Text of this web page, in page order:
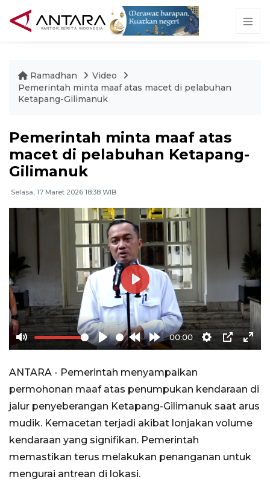
Ramadhan
Video
Pemerintah minta maaf atas macet di pelabuhan
Ketapang-Gilimanuk
Pemerintah minta maaf atas
macet di pelabuhan Ketapang-
Gilimanuk
Selasa, 17 Maret 2026 18:38 WIB
Mute Play
RewindForward
00:00
Settings
PIP
Play
ANTARA - Pemerintah menyampaikan
permohonan maaf atas penumpukan kendaraan di
jalur penyeberangan Ketapang-Gilimanuk saat arus
mudik. Kemacetan terjadi akibat lonjakan volume
kendaraan yang signifikan. Pemerintah
memastikan terus melakukan penanganan untuk
mengurai antrean di lokasi.